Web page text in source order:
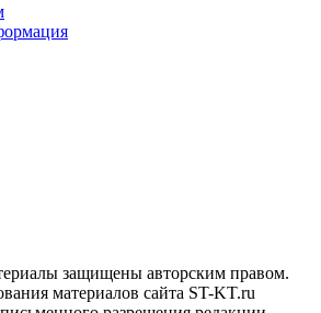
защищены авторским правом.
материалов сайта ST-KT.ru